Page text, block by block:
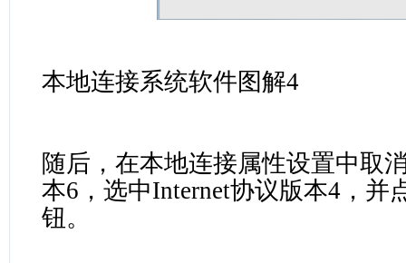
本地连接系统软件图解4
随后，在本地连接属性设置中取
本6，选中Internet协议版本4，并
钮。